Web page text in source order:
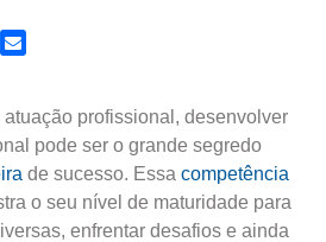
atuação profissional, desenvolver
pode ser o grande segredo
de sucesso. Essa competência
o seu nível de maturidade para
enfrentar desafios e ainda